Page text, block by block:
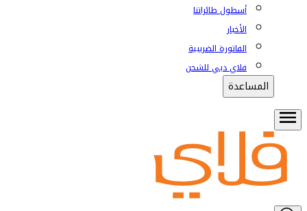
أسطول طائراتنا
الأخبار
الفاتورة الضريبية
فلاي دبي للشحن
المساعدة